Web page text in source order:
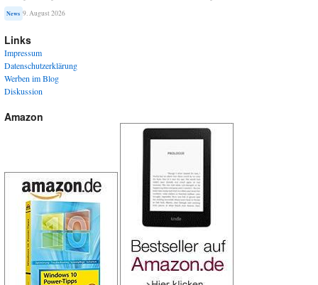
News 9. August 2026
Links
Impressum
Datenschutzerklärung
Werben im Blog
Diskussion
Amazon